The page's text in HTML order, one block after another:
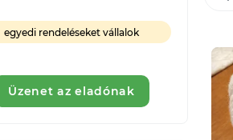
egyedi rendeléseket vállalok
Üzenet az eladónak